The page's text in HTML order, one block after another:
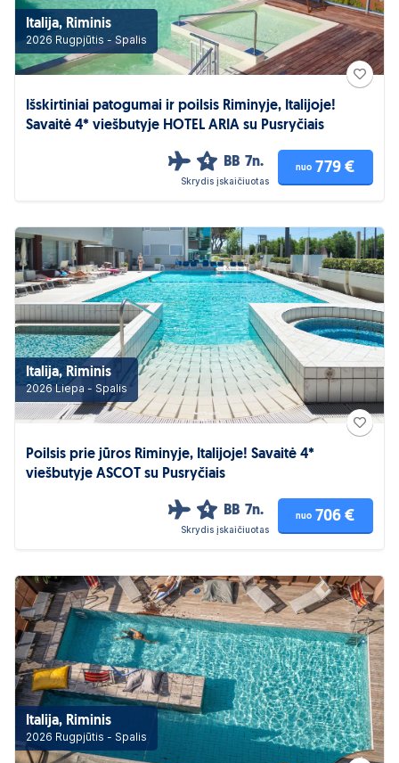
Italija, Riminis
2026 Rugpjūtis - Spalis
Išskirtiniai patogumai ir poilsis Riminyje, Italijoje!
Savaitė 4* viešbutyje HOTEL ARIA su Pusryčiais
4 BB 7n.
Skrydis įskaičiuotas
nuo 779 €
Italija, Riminis
2026 Liepa - Spalis
Poilsis prie jūros Riminyje, Italijoje! Savaitė 4*
viešbutyje ASCOT su Pusryčiais
4 BB 7n.
Skrydis įskaičiuotas
nuo 706 €
Italija, Riminis
2026 Rugpjūtis - Spalis